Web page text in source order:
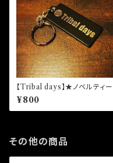
【Tribal days】★ノベルティー
(ポストカード＆レザーキーホル
ダー)
¥800
その他の商品